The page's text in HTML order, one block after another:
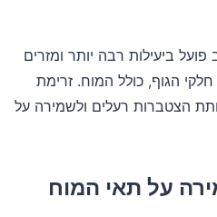
ביעילות רבה יותר ומזרים
הגוף, כולל המוח. זרימת
הצטברות רעלים ולשמירה על
על תאי המוח